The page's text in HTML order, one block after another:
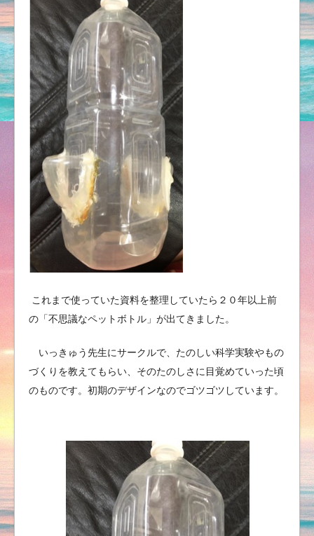
これまで使っていた資料を整理していたら２０年以上前
の 「不思議なペットボトル」が出てきました。
いっきゅう先生にサークルで、たのしい科学実験やもの
づくりを教えてもらい、そのたのしさに目覚めていった頃
のものです。初期のデザインなのでゴツゴツしています。